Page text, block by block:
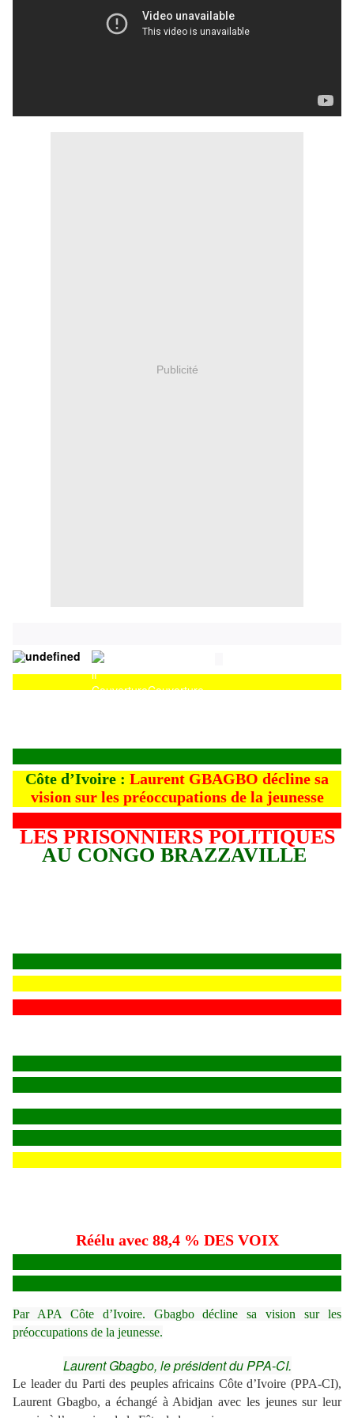
Publicité
CouvertureCouverture
Côte d’Ivoire : Laurent GBAGBO décline sa
vision sur les préoccupations de la jeunesse
LES PRISONNIERS POLITIQUES
AU CONGO BRAZZAVILLE
Réélu avec 88,4 % DES VOIX
Par APA Côte d’Ivoire. Gbagbo décline sa vision sur les
préoccupations de la jeunesse.
Laurent Gbagbo, le président du PPA-CI.
Le leader du Parti des peuples africains Côte d’Ivoire (PPA-CI),
Laurent Gbagbo, a échangé à Abidjan avec les jeunes sur leur